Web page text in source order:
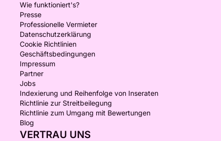
Wie funktioniert's?
Presse
Professionelle Vermieter
Datenschutzerklärung
Cookie Richtlinien
Geschäftsbedingungen
Impressum
Partner
Jobs
Indexierung und Reihenfolge von Inseraten
Richtlinie zur Streitbeilegung
Richtlinie zum Umgang mit Bewertungen
Blog
VERTRAU UNS